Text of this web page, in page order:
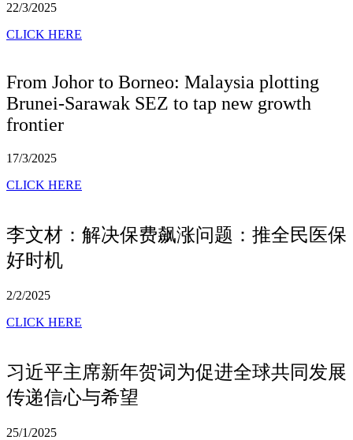
22/3/2025
CLICK HERE
From Johor to Borneo: Malaysia plotting
Brunei-Sarawak SEZ to tap new growth
frontier
17/3/2025
CLICK HERE
李文材：解决保费飙涨问题：推全民医保
好时机
2/2/2025
CLICK HERE
习近平主席新年贺词为促进全球共同发展
传递信心与希望
25/1/2025